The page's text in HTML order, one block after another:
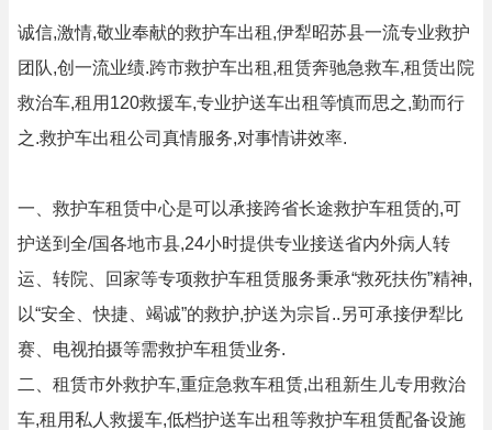
诚信,激情,敬业奉献的救护车出租,伊犁昭苏县一流专业救护
团队,创一流业绩.跨市救护车出租,租赁奔驰急救车,租赁出院
救治车,租用120救援车,专业护送车出租等慎而思之,勤而行
之.救护车出租公司真情服务,对事情讲效率.
一、救护车租赁中心是可以承接跨省长途救护车租赁的,可
护送到全/国各地市县,24小时提供专业接送省内外病人转
运、转院、回家等专项救护车租赁服务秉承“救死扶伤”精神,
以“安全、快捷、竭诚”的救护,护送为宗旨..另可承接伊犁比
赛、电视拍摄等需救护车租赁业务.
二、租赁市外救护车,重症急救车租赁,出租新生儿专用救治
车,租用私人救援车,低档护送车出租等救护车租赁配备设施